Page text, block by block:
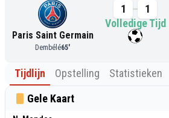
Paris Saint Germain
Dembélé65'
1
1
Volledige Tijd
Tijdlijn Opstelling
Statistieken
Gele Kaart